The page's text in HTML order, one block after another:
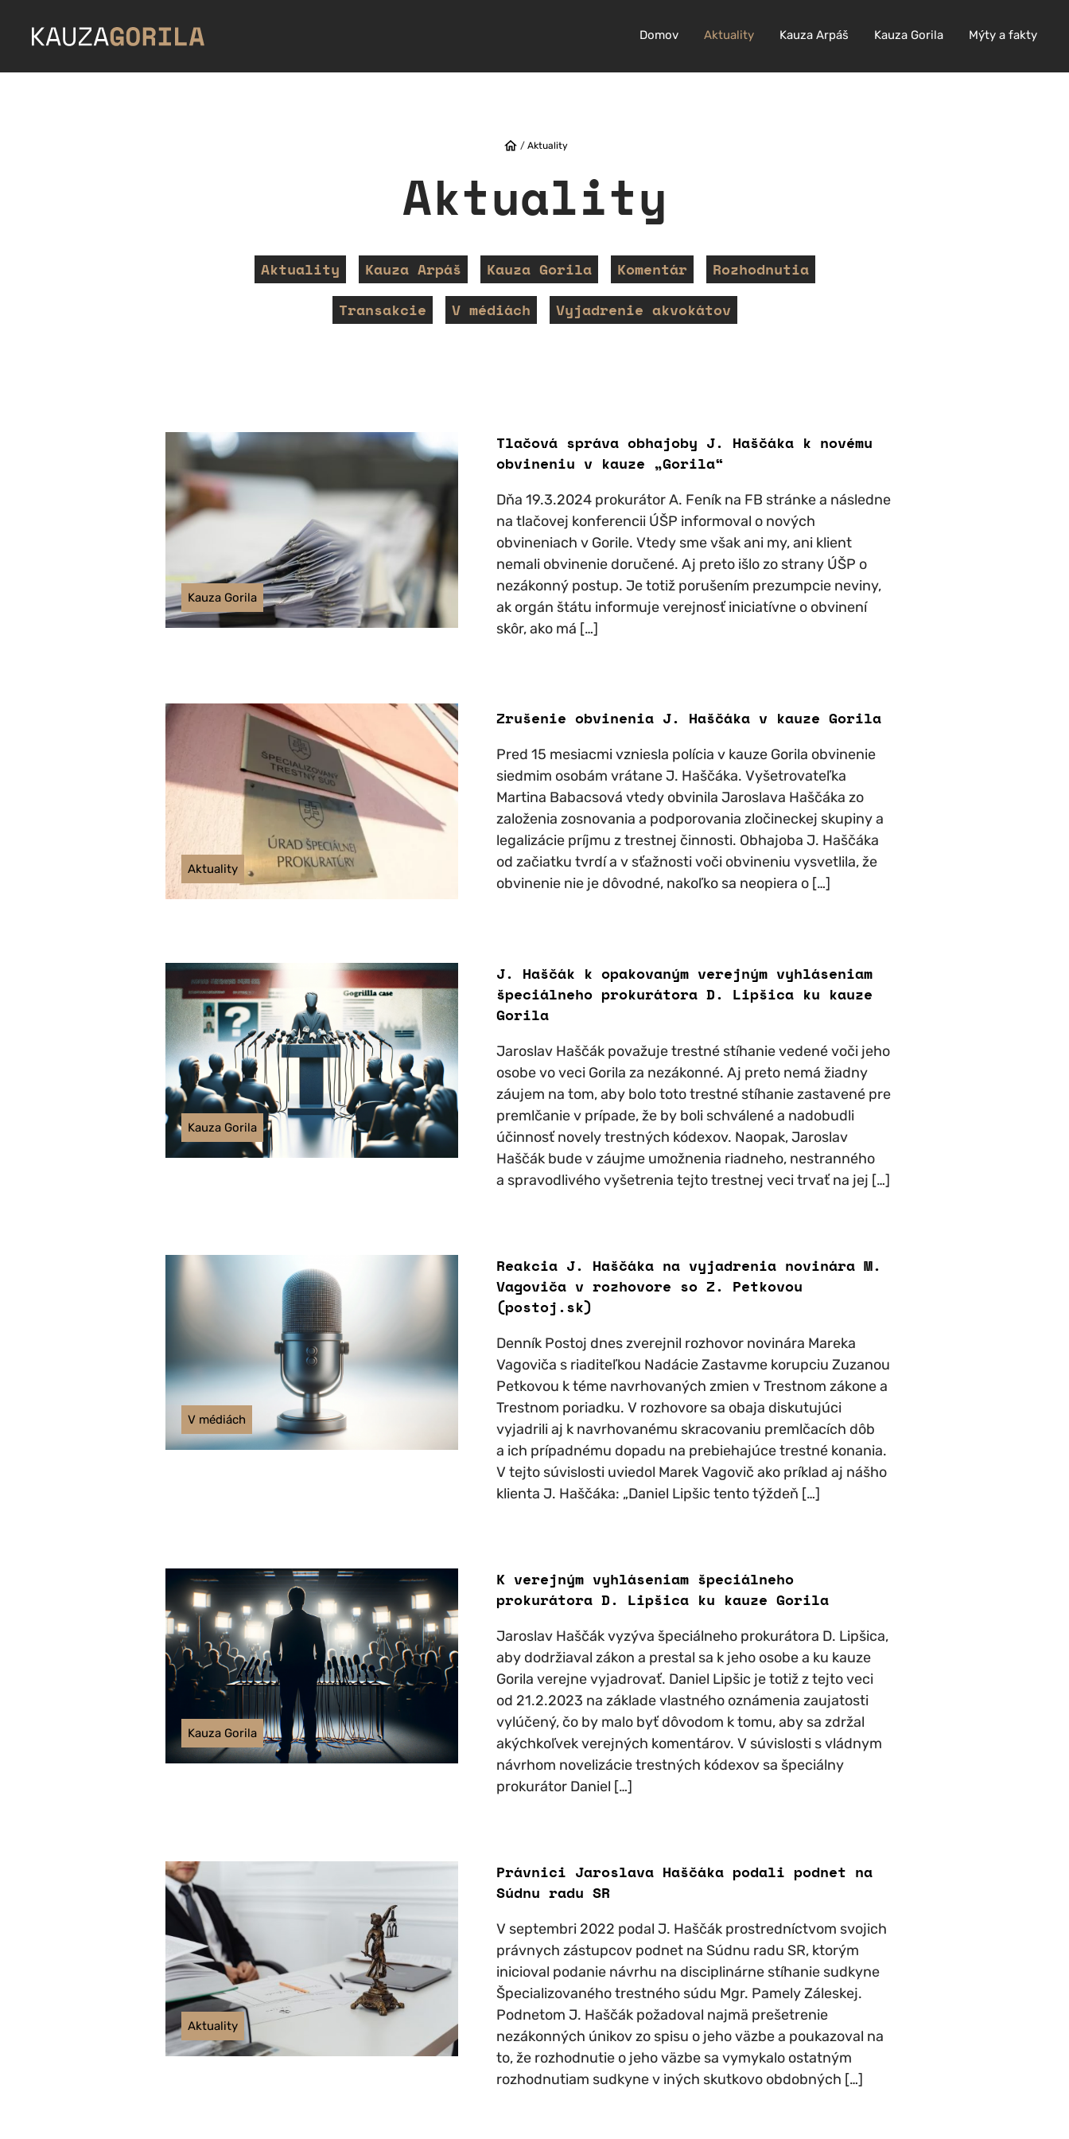
Domov Aktuality Kauza Arpáš Kauza Gorila Mýty a fakty
/ Aktuality
Aktuality
Aktuality Kauza Arpáš Kauza Gorila Komentár
Rozhodnutia
Transakcie
V médiách Vyjadrenie akvokátov
Kauza Gorila
Tlačová správa obhajoby J. Haščáka k novému
obvineniu v kauze „Gorila“
Dňa 19.3.2024 prokurátor A. Feník na FB stránke a následne
na tlačovej konferencii ÚŠP informoval o nových
obvineniach v Gorile. Vtedy sme však ani my, ani klient
nemali obvinenie doručené. Aj preto išlo zo strany ÚŠP o
nezákonný postup. Je totiž porušením prezumpcie neviny,
ak orgán štátu informuje verejnosť iniciatívne o obvinení
skôr, ako má […]
Aktuality
Zrušenie obvinenia J. Haščáka v kauze Gorila
Pred 15 mesiacmi vzniesla polícia v kauze Gorila obvinenie
siedmim osobám vrátane J. Haščáka. Vyšetrovateľka
Martina Babacsová vtedy obvinila Jaroslava Haščáka zo
založenia zosnovania a podporovania zločineckej skupiny a
legalizácie príjmu z trestnej činnosti. Obhajoba J. Haščáka
od začiatku tvrdí a v sťažnosti voči obvineniu vysvetlila, že
obvinenie nie je dôvodné, nakoľko sa neopiera o […]
Kauza Gorila
J. Haščák k opakovaným verejným vyhláseniam
špeciálneho prokurátora D. Lipšica ku kauze
Gorila
Jaroslav Haščák považuje trestné stíhanie vedené voči jeho
osobe vo veci Gorila za nezákonné. Aj preto nemá žiadny
záujem na tom, aby bolo toto trestné stíhanie zastavené pre
premlčanie v prípade, že by boli schválené a nadobudli
účinnosť novely trestných kódexov. Naopak, Jaroslav
Haščák bude v záujme umožnenia riadneho, nestranného
a spravodlivého vyšetrenia tejto trestnej veci trvať na jej […]
V médiách
Reakcia J. Haščáka na vyjadrenia novinára M.
Vagoviča v rozhovore so Z. Petkovou
(postoj.sk)
Denník Postoj dnes zverejnil rozhovor novinára Mareka
Vagoviča s riaditeľkou Nadácie Zastavme korupciu Zuzanou
Petkovou k téme navrhovaných zmien v Trestnom zákone a
Trestnom poriadku. V rozhovore sa obaja diskutujúci
vyjadrili aj k navrhovanému skracovaniu premlčacích dôb
a ich prípadnému dopadu na prebiehajúce trestné konania.
V tejto súvislosti uviedol Marek Vagovič ako príklad aj nášho
klienta J. Haščáka: „Daniel Lipšic tento týždeň […]
Kauza Gorila
K verejným vyhláseniam špeciálneho
prokurátora D. Lipšica ku kauze Gorila
Jaroslav Haščák vyzýva špeciálneho prokurátora D. Lipšica,
aby dodržiaval zákon a prestal sa k jeho osobe a ku kauze
Gorila verejne vyjadrovať. Daniel Lipšic je totiž z tejto veci
od 21.2.2023 na základe vlastného oznámenia zaujatosti
vylúčený, čo by malo byť dôvodom k tomu, aby sa zdržal
akýchkoľvek verejných komentárov. V súvislosti s vládnym
návrhom novelizácie trestných kódexov sa špeciálny
prokurátor Daniel […]
Aktuality
Právnici Jaroslava Haščáka podali podnet na
Súdnu radu SR
V septembri 2022 podal J. Haščák prostredníctvom svojich
právnych zástupcov podnet na Súdnu radu SR, ktorým
inicioval podanie návrhu na disciplinárne stíhanie sudkyne
Špecializovaného trestného súdu Mgr. Pamely Záleskej.
Podnetom J. Haščák požadoval najmä prešetrenie
nezákonných únikov zo spisu o jeho väzbe a poukazoval na
to, že rozhodnutie o jeho väzbe sa vymykalo ostatným
rozhodnutiam sudkyne v iných skutkovo obdobných […]